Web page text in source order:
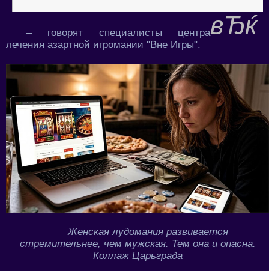
– говорят специалисты центра
лечения азартной игромании "Вне Игры".
Женская лудомания развивается
стремительнее, чем мужская. Тем она и опасна.
Коллаж Царьграда